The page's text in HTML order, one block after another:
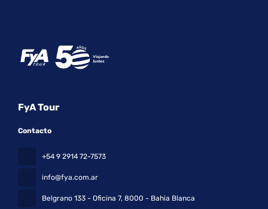
aparcamiento con asistencia gratuito disponible.
FyA Tour
Contacto
+54 9 2914 72-7573
info@fya.com.ar
Belgrano 133 - Oficina 7, 8000 - Bahia Blanca